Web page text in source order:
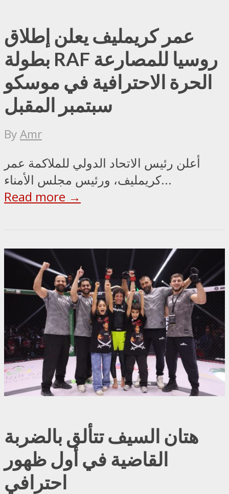
عمر كريمليف يعلن إطلاق
بطولة RAF روسيا للمصارعة
الحرة الاحترافية في موسكو
سبتمبر المقبل
ByAmr
أعلن رئيس الاتحاد الدولي للملاكمة عمر
كريمليف، ورئيس مجلس الأمناء...
Read more →
هتان السيف تتألق بالضربة
القاضية في أول ظهور
احترافي